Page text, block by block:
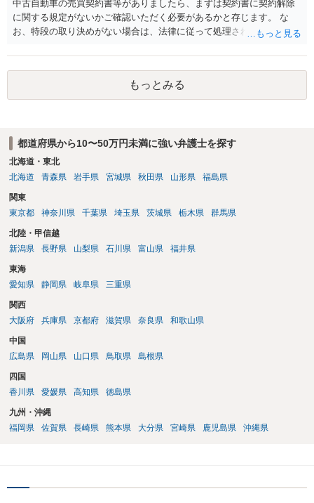
中古自動車の売買契約書等がありましたら、まずは契約書に契約解除
に関する規定がないかご確認いただく必要があるかと存じます。 な
お、特段の取り決めがない場合は、法律に従って処理されますが、車
め、 契約不適合責任に基づき、修補請求や代金減額請求、契約解除等
をすることは可能かと存じます。 以上、ご参考までに。
もっとみる
都道府県から10〜50万円未満に強い弁護士を探す
北海道・東北
北海道
青森県 岩手県 宮城県 秋田県 山形県 福島県
関東
東京都
神奈川県 千葉県 埼玉県 茨城県 栃木県 群馬県
北陸・甲信越
新潟県
長野県 山梨県 石川県 富山県 福井県
東海
愛知県
静岡県 岐阜県 三重県
関西
大阪府
兵庫県 京都府 滋賀県 奈良県 和歌山県
中国
広島県
岡山県 山口県 鳥取県 島根県
四国
香川県
愛媛県 高知県 徳島県
九州・沖縄
福岡県
佐賀県 長崎県 熊本県 大分県 宮崎県 鹿児島県 沖縄県